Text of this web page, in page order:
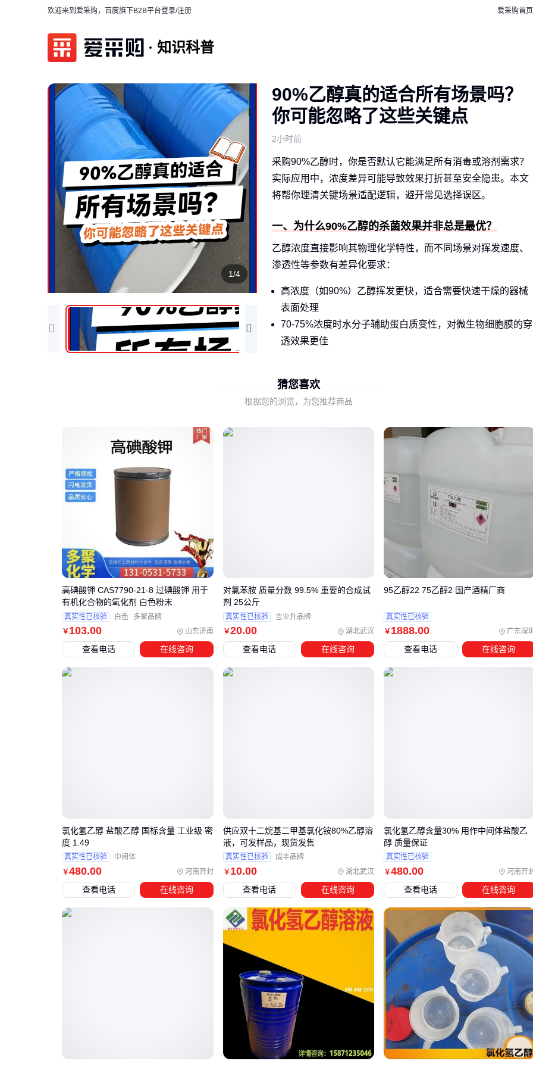
欢迎来到爱采购，百度旗下B2B平台登录/注册 爱采购首页
知识科普
1/4
90%乙醇真的适合所有场景吗？
你可能忽略了这些关键点
2小时前
采购90%乙醇时，你是否默认它能满足所有消毒或溶剂需求？
实际应用中，浓度差异可能导致效果打折甚至安全隐患。本文
将帮你理清关键场景适配逻辑，避开常见选择误区。
一、为什么90%乙醇的杀菌效果并非总是最优？
乙醇浓度直接影响其物理化学特性，而不同场景对挥发速度、
渗透性等参数有差异化要求：
高浓度（如90%）乙醇挥发更快，适合需要快速干燥的器械
表面处理
70-75%浓度时水分子辅助蛋白质变性，对微生物细胞膜的穿
透效果更佳
这意味着单纯追求高浓度可能适得其反，需要根据具体用途平
衡浓度参数。
二、医疗消毒与工业清洗对乙醇的核心需求差异
医疗环境更关注杀菌谱和残留控制，通常需要配合其他消毒
电子工业清洗侧重对精密元件的兼容性，高浓度可能加速橡
实验室作为溶剂时，纯度指标比浓度更重要，杂质可能干扰
更有价值。
三、90%乙醇的替代方案如何选？关键场景匹配逻辑
当90%乙醇不完全适配你的使用场景时，工业酒精和消毒乙醇
乙醇汽油
作为燃料应用的特殊方案，其检测标准与普通乙醇
差异明显。若涉及燃料调配或发动机清洁，需要专门检测总氧
含量和水分等参数，这时通用型90%乙醇反而可能影响燃烧效
对于植物提取等工艺需求，乙醇提取物
的水溶性和有效成分
保留率比浓度更重要。蜂胶等特定原料的提取物往往需要定制
浓度配比，标准90%乙醇可能破坏热敏性成分。
最终选型决策应回到具体场景的核心诉求：消毒场景看微生物
杀灭谱，工业场景看溶解力与挥发性平衡，提取工艺则关注有
效成分得率。这为后续配套设备的选择划定了技术边界。
四、为什么90%乙醇存储需要特殊容器？
采购90%乙醇后，许多用户容易忽略挥发性带来的存储风险。
高浓度乙醇蒸汽与空气混合后存在燃爆可能，普通塑料容器长
猜您喜欢
根据您的浏览，为您推荐商品
￥ 103.00 山东济南
高碘酸钾 CAS7790-21-8 过碘酸钾 用于
有机化合物的氧化剂 白色粉末
真实性已核验 白色 多聚品牌
查看电话 在线咨询
￥20.00 湖北武汉
对氯苯胺 质量分数 99.5% 重要的合成试
剂 25公斤
真实性已核验 吉业升品牌
查看电话 在线咨询
￥ 1888.00 广东深圳
95乙醇22 75乙醇2 国产酒精厂商
真实性已核验
查看电话 在线咨询
￥480.00 河南开封
氯化氢乙醇 盐酸乙醇 国标含量 工业级 密
度 1.49
真实性已核验 中间体
查看电话 在线咨询
￥ 10.00 湖北武汉
供应双十二烷基二甲基氯化铵80%乙醇溶
液，可发样品，现货发售
真实性已核验 成丰品牌
查看电话 在线咨询
￥480.00 河南开
氯化氢乙醇含量30% 用作中间体盐酸乙
醇 质量保证
真实性已核验
查看电话 在线咨询